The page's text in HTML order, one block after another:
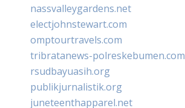
nassvalleygardens.net
electjohnstewart.com
omptourtravels.com
tribratanews-polreskebumen.com
rsudbayuasih.org
publikjurnalistik.org
juneteenthapparel.net